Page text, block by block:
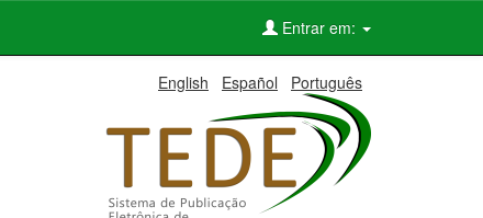
Entrar em:
English Español Português